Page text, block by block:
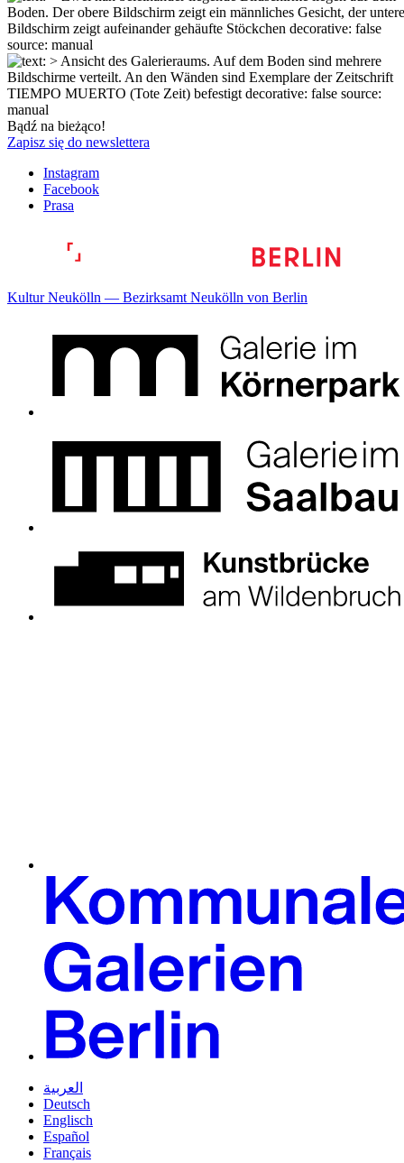
Bądź na bieżąco!
Zapisz się do newslettera
Instagram
Facebook
Prasa
Kultur Neukölln — Bezirksamt Neukölln von Berlin
العربية
Deutsch
Englisch
Español
Français